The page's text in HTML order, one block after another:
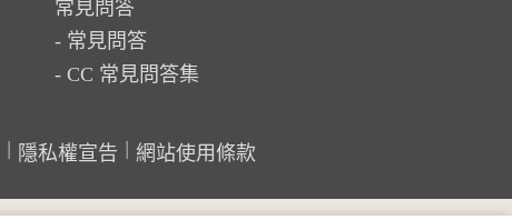
常見問答
常見問答
CC 常見問答集
隱私權宣告 網站使用條款